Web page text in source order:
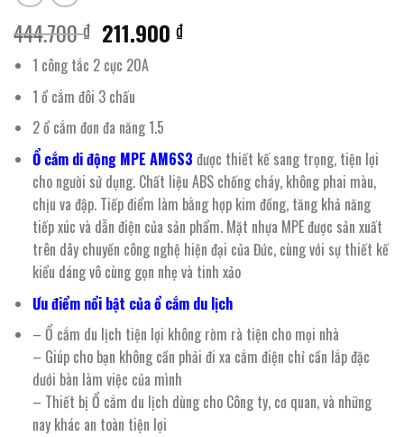
444.700₫ Giá
gốc
là:
444.700 ₫.
211.900₫Giá
1 công tắc 2 cực 20A
1 ổ cắm đôi 3 chấu
2 ổ cắm đơn đa năng 1.5
Ổ cắm di động MPE AM6S3 được thiết kế sang trọng, tiện lợi
cho người sử dụng. Chất liệu ABS chống cháy, không phai màu,
chịu va đập. Tiếp điểm làm bằng hợp kim đồng, tăng khả năng
tiếp xúc và dẫn điện của sản phẩm. Mặt nhựa MPE được sản xuất
trên dây chuyền công nghệ hiện đại của Đức, cùng với sự thiết kế
kiểu dáng vô cùng gọn nhẹ và tinh xảo
Ưu điểm nổi bật của ổ cắm du lịch
– Ổ cắm du lịch tiện lợi không rờm rà tiện cho mọi nhà
– Giúp cho bạn không cần phải đi xa cắm điện chỉ cần lắp đặc
dưới bàn làm việc của mình
– Thiết bị Ổ cắm du lịch dùng cho Công ty, cơ quan, và những
nay khác an toàn tiện lợi